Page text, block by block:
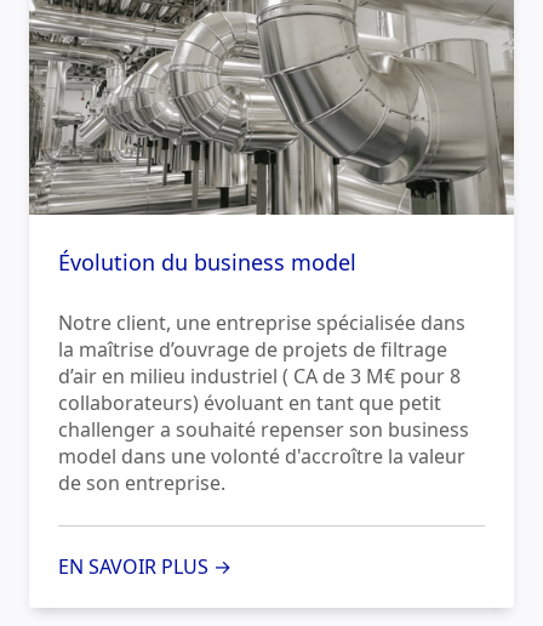
Évolution du business model
Notre client, une entreprise spécialisée dans
la maîtrise d’ouvrage de projets de filtrage
d’air en milieu industriel ( CA de 3 M€ pour 8
collaborateurs) évoluant en tant que petit
challenger a souhaité repenser son business
model dans une volonté d'accroître la valeur
de son entreprise.
EN SAVOIR PLUS →